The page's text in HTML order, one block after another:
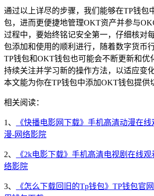
通过以上详尽的步骤，我们能够在TP钱包
包，进而更便捷地管理OKT资产并参与
过程中，要始终铭记安全第一，仔细核对
包添加和使用的顺利进行，随着数字货币
TP钱包和OKT钱包也可能会不断更新和优
持续关注并学习新的操作方法，以适应变
本文能为你在TP钱包中添加OKT钱包提供
相关阅读：
1、
《快播电影网下载》手机高清动漫在
漫-网络影院
2、
《2k电影下载》手机高清电视剧在线
络影院
3、
《怎么下载回旧的Tp钱包》TP钱包官